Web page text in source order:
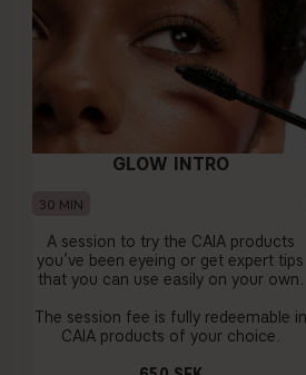
GLOW INTRO
30 MIN
A session to try the CAIA products
you’ve been eyeing or get expert tips
that you can use easily on your own.
The session fee is fully redeemable in
CAIA products of your choice.